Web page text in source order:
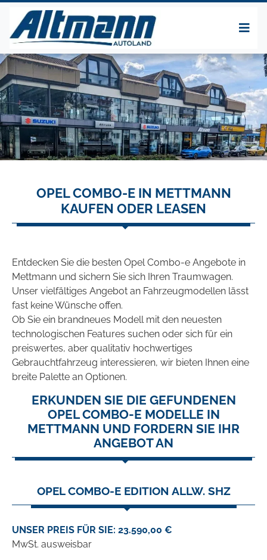
OPEL COMBO-E IN METTMANN
KAUFEN ODER LEASEN
Entdecken Sie die besten Opel Combo-e Angebote in
Mettmann und sichern Sie sich Ihren Traumwagen.
Unser vielfältiges Angebot an Fahrzeugmodellen lässt
fast keine Wünsche offen.
Ob Sie ein brandneues Modell mit den neuesten
technologischen Features suchen oder sich für ein
preiswertes, aber qualitativ hochwertiges
Gebrauchtfahrzeug interessieren, wir bieten Ihnen eine
breite Palette an Optionen.
ERKUNDEN SIE DIE GEFUNDENEN
OPEL COMBO-E MODELLE IN
METTMANN UND FORDERN SIE IHR
ANGEBOT AN
OPEL COMBO-E EDITION ALLW. SHZ
UNSER PREIS FÜR SIE: 23.590,00 €
MwSt. ausweisbar